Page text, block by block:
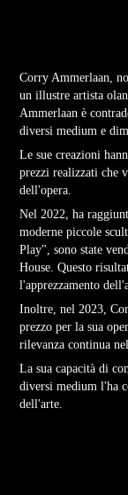
Corry Ammerlaan,
un illustre artista
Ammerlaan è
diversi medium e
Le sue creazioni
prezzi realizzati che
dell'opera.
Nel 2022, ha
moderne piccole
Play", sono state
House. Questo
l'apprezzamento
Inoltre, nel 2023,
prezzo per la sua
rilevanza continua
La sua capacità di
diversi medium l'ha
dell'arte.